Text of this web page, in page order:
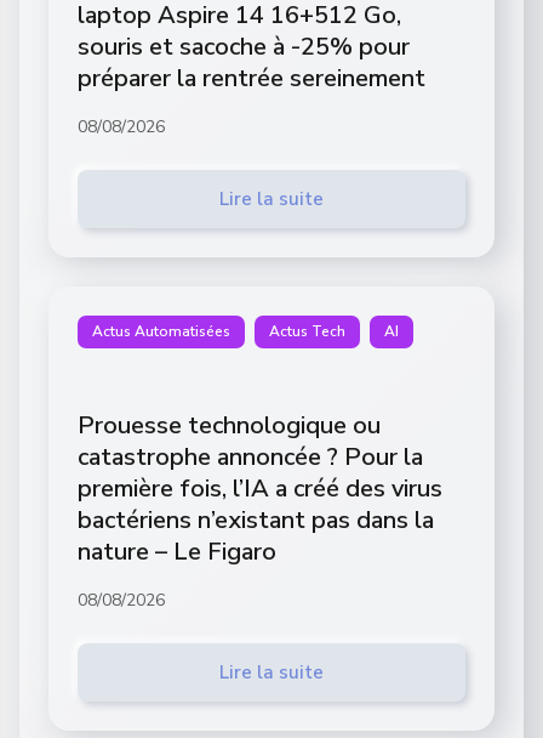
laptop Aspire 14 16+512 Go,
souris et sacoche à -25% pour
préparer la rentrée sereinement
08/08/2026
Lire la suite
Actus Automatisées Actus Tech AI
Prouesse technologique ou
catastrophe annoncée ? Pour la
première fois, l’IA a créé des virus
bactériens n’existant pas dans la
nature – Le Figaro
08/08/2026
Lire la suite